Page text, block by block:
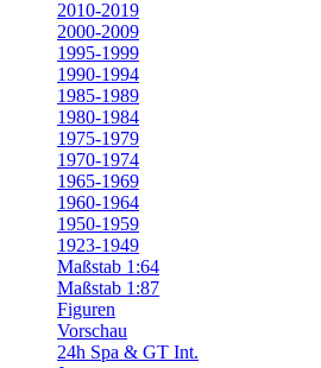
2010-2019
2000-2009
1995-1999
1990-1994
1985-1989
1980-1984
1975-1979
1970-1974
1965-1969
1960-1964
1950-1959
1923-1949
Maßstab 1:64
Maßstab 1:87
Figuren
Vorschau
24h Spa & GT Int.